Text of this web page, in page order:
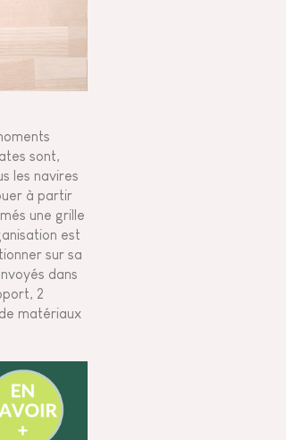
sont,
les navires
à partir
une grille
est
sur sa
dans
2
matériaux